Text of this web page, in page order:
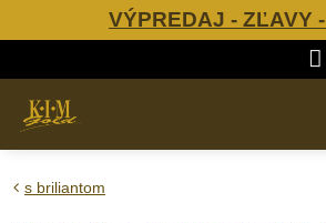
VÝPREDAJ - ZĽAVY
s briliantom